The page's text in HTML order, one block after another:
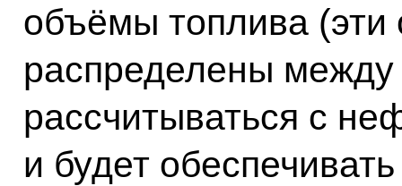
объёмы топлива
распределены
рассчитываться с
и будет